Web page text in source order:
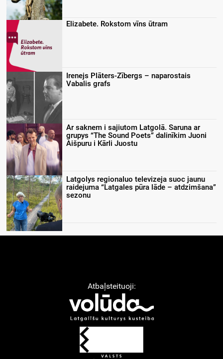
Elizabete. Rokstom vīns ūtram
Irenejs Plāters-Zībergs – naparostais
Vabalis grafs
Ar saknem i sajiutom Latgolā. Saruna ar
grupys “The Sound Poets” dalinīkim Juoni
Aišpuru i Kārli Juostu
Latgolys regionaluo televizeja suoc jaunu
raidejuma “Latgales pūra lāde – atdzimšana”
sezonu
Atbaļsteituoji: